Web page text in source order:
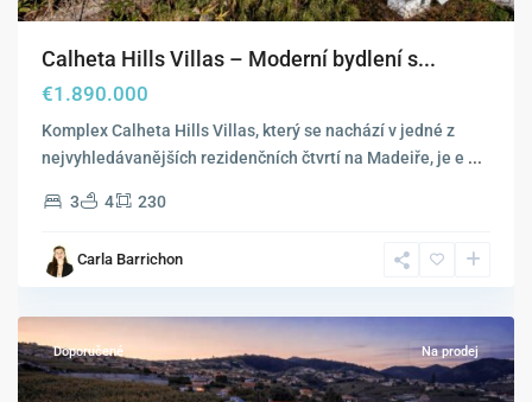
Calheta Hills Villas – Moderní bydlení s...
€1.890.000
Komplex Calheta Hills Villas, který se nachází v jedné z
nejvyhledávanějších rezidenčních čtvrtí na Madeiře, je e ...
3 4 230
Carla Barrichon
Calheta
Estreito
da
Doporučené Na prodej